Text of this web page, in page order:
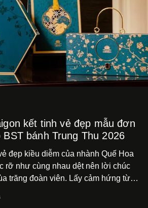
kết tinh vẻ đẹp mẫu đơn
bánh Trung Thu 2026
đẹp kiều diễm của nhành Quế Hoa
rỡ như cùng nhau dệt nên lời chúc
trăng đoàn viên. Lấy cảm hứng từ
thức quà truyền thống vào bộ sưu